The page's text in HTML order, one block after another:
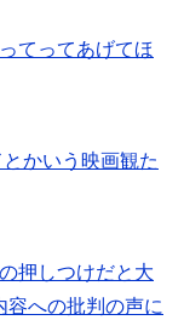
てってあげてほ
かいう映画観た
押しつけだと大
への批判の声に